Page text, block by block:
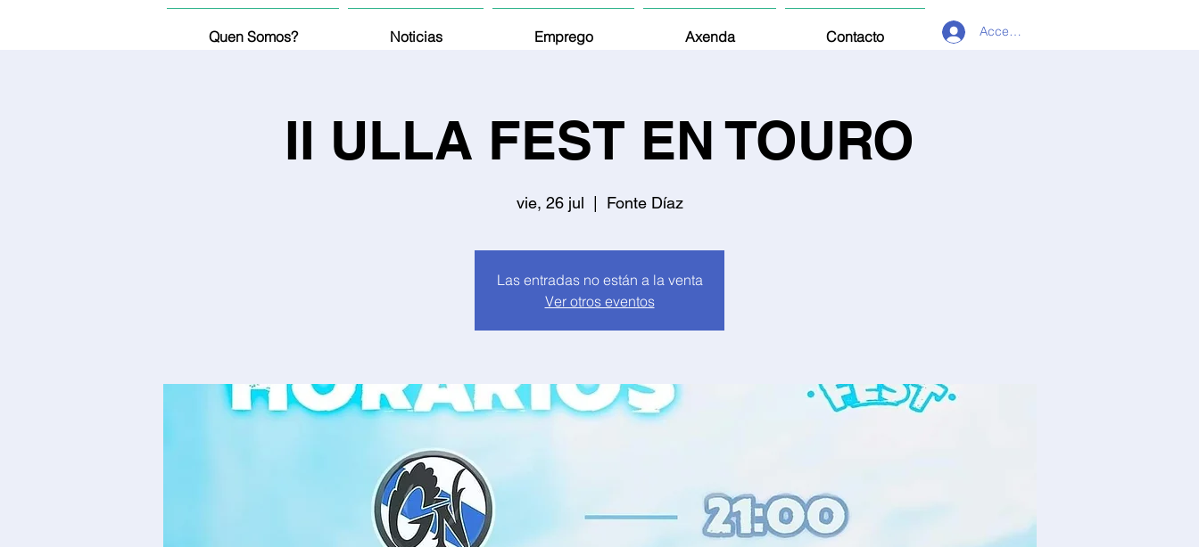
Quen Somos? Noticias Emprego Axenda Contacto Acceder
II ULLA FEST EN TOURO
vie, 26 jul Fonte Díaz
Las entradas no están a la venta
Ver otros eventos